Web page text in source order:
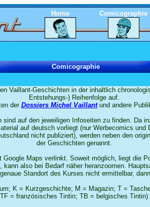
Home Comicographie
Comicographie
Vaillant-Geschichten in der inhaltlich
Entstehungs-) Reihenfolge auf.
der Dossiers Michel Vaillantund andere
sind auf den jeweiligen Infoseiten zu finden. Da
auf deutsch vorliegt (nur Werbecomics und
nicht publiziert), werden neben den
der Geschichten genannt.
Google Maps verlinkt. Soweit möglich, liegt die
also bei Bedarf näher heranzoomen.
Standort des Kurses nicht ermittelbar,
K = Kurzgeschichte; M = Magazin; T =
TF = französisches Tintin; TB = belgisches Tintin)